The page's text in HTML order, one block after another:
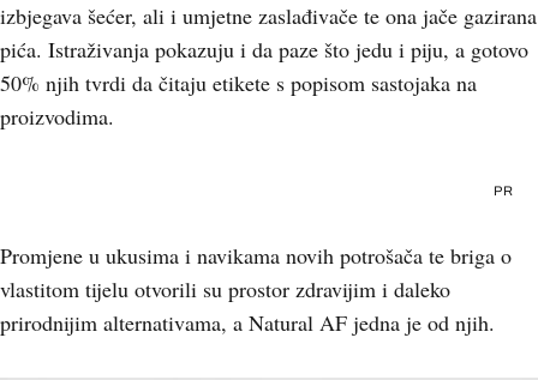
izbjegava šećer, ali i umjetne zaslađivače te ona jače gazirana
pića. Istraživanja pokazuju i da paze što jedu i piju, a gotovo
50% njih tvrdi da čitaju etikete s popisom sastojaka na
proizvodima.
PR
Promjene u ukusima i navikama novih potrošača te briga o
vlastitom tijelu otvorili su prostor zdravijim i daleko
prirodnijim alternativama, a Natural AF jedna je od njih.